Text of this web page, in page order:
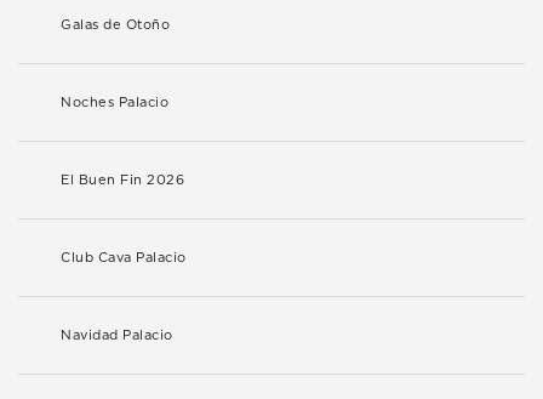
Galas de Otoño
Noches Palacio
El Buen Fin 2026
Club Cava Palacio
Navidad Palacio